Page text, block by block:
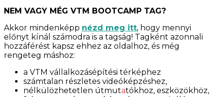
NEM VAGY MÉG VTM BOOTCAMP TAG?
Akkor mindenképp nézd meg itt, hogy mennyi
előnyt kínál számodra is a tagság! Tagként azonnali
hozzáférést kapsz ehhez az oldalhoz, és még
rengeteg máshoz:
a VTM vállalkozásépítési térképhez
számtalan részletes videóképzéshez,
nélkülözhetetlen útmutatókhoz, eszközökhöz,